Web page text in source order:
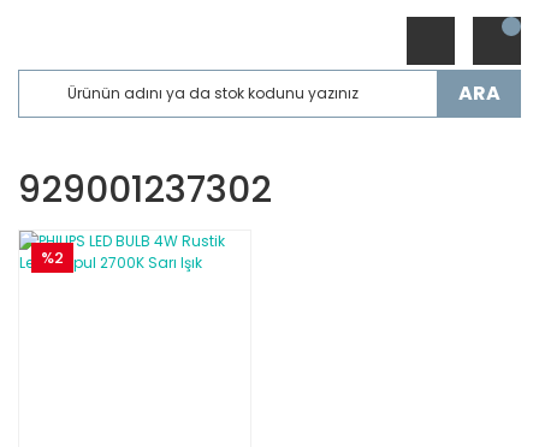
ARA
929001237302
%2